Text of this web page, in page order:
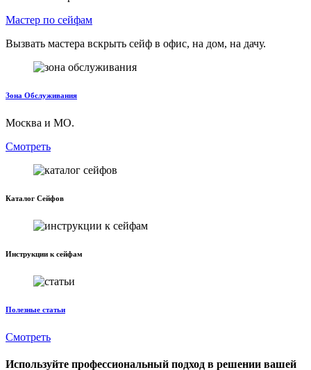
Мастер по сейфам
Вызвать мастера вскрыть сейф в офис, на дом, на дачу.
Зона Обслуживания
Москва и МО.
Смотреть
Каталог Сейфов
Инструкции к сейфам
Полезные статьи
Смотреть
Используйте профессиональный подход в решении вашей